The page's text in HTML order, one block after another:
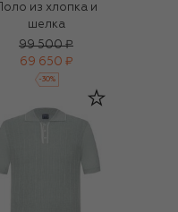
Поло из хлопка и
шелка
99 500 ₽
69 650 ₽
-30%